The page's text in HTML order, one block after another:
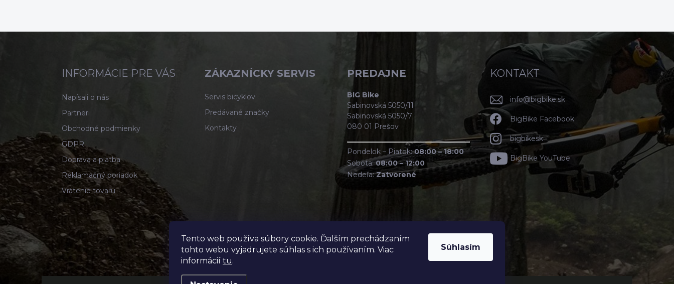
Tento web používa súbory cookie. Ďalším prechádzaním
tohto webu vyjadrujete súhlas s ich používaním. Viac
informácií tu.
Súhlasím
INFORMÁCIE PRE VÁS
Napísali o nás
Partneri
Obchodné podmienky
GDPR
Doprava a platba
Reklamačný poriadok
Vrátenie tovaru
ZÁKAZNÍCKY SERVIS
Servis bicyklov
Predávané značky
Kontakty
PREDAJNE
BIG Bike
Sabinovská 5050/11
Sabinovská 5050/7
080 01 Prešov
Pondelok – Piatok:08:00 – 18:00
Sobota:08:00 – 12:00
Nedeľa:Zatvorené
KONTAKT
info@bigbike.sk
BigBike Facebook
bigbikesk
BigBike YouTube